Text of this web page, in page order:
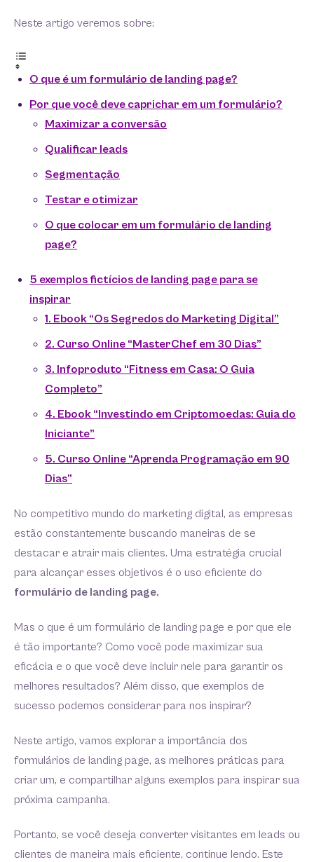
Neste artigo veremos sobre:
O que é um formulário de landing page?
Por que você deve caprichar em um formulário?
Maximizar a conversão
Qualificar leads
Segmentação
Testar e otimizar
O que colocar em um formulário de landing
page?
5 exemplos fictícios de landing page para se
inspirar
1. Ebook “Os Segredos do Marketing Digital”
2. Curso Online “MasterChef em 30 Dias”
3. Infoproduto “Fitness em Casa: O Guia
Completo”
4. Ebook “Investindo em Criptomoedas: Guia do
Iniciante”
5. Curso Online “Aprenda Programação em 90
Dias”
No competitivo mundo do marketing digital, as empresas
estão constantemente buscando maneiras de se
destacar e atrair mais clientes. Uma estratégia crucial
para alcançar esses objetivos é o uso eficiente do
formulário de landing page.
Mas o que é um formulário de landing page e por que ele
é tão importante? Como você pode maximizar sua
eficácia e o que você deve incluir nele para garantir os
melhores resultados? Além disso, que exemplos de
sucesso podemos considerar para nos inspirar?
Neste artigo, vamos explorar a importância dos
formulários de landing page, as melhores práticas para
criar um, e compartilhar alguns exemplos para inspirar sua
próxima campanha.
Portanto, se você deseja converter visitantes em leads ou
clientes de maneira mais eficiente, continue lendo. Este